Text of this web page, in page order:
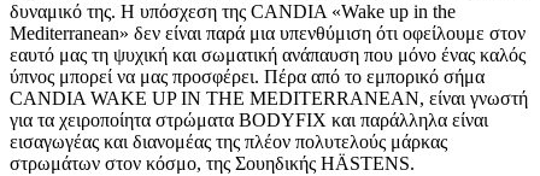
δυναμικό της. Η υπόσχεση της CANDIA «Wake up in the
Mediterranean» δεν είναι παρά μια υπενθύμιση ότι οφείλουμε στον
εαυτό μας τη ψυχική και σωματική ανάπαυση που μόνο ένας καλός
ύπνος μπορεί να μας προσφέρει. Πέρα από το εμπορικό σήμα
CANDIA WAKE UP IN THE MEDITERRANEAN, είναι γνωστή
για τα χειροποίητα στρώματα BODYFIX και παράλληλα είναι
εισαγωγέας και διανομέας της πλέον πολυτελούς μάρκας
στρωμάτων στον κόσμο, της Σουηδικής HÄSTENS.